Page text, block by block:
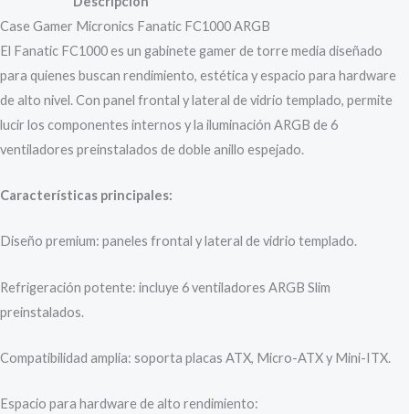
Case Gamer Micronics Fanatic FC1000 ARGB
El Fanatic FC1000 es un gabinete gamer de torre media diseñado
para quienes buscan rendimiento, estética y espacio para hardware
de alto nivel. Con panel frontal y lateral de vidrio templado, permite
lucir los componentes internos y la iluminación ARGB de 6
ventiladores preinstalados de doble anillo espejado.
Características principales:
Diseño premium: paneles frontal y lateral de vidrio templado.
Refrigeración potente: incluye 6 ventiladores ARGB Slim
preinstalados.
Compatibilidad amplia: soporta placas ATX, Micro-ATX y Mini-ITX.
Espacio para hardware de alto rendimiento: